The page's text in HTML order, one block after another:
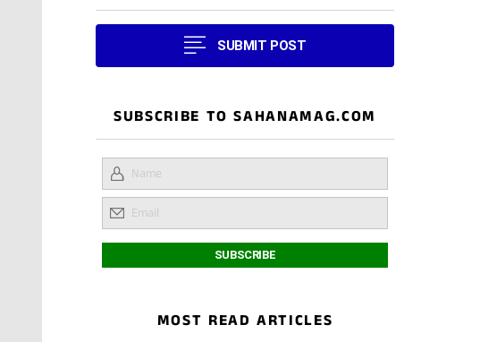
SUBMIT POST
SUBSCRIBE TO SAHANAMAG.COM
MOST READ ARTICLES